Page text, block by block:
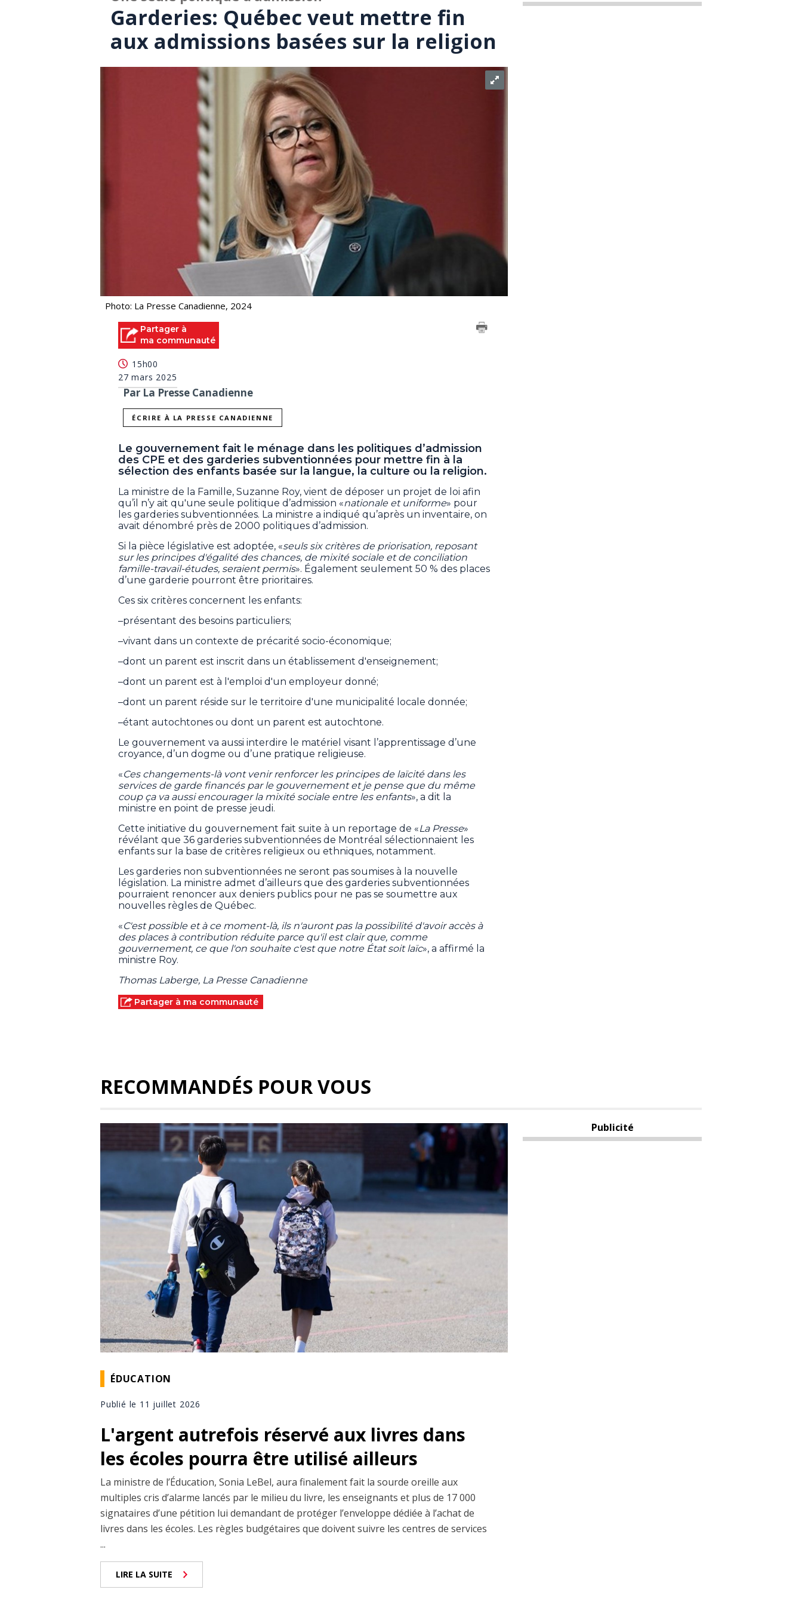
Garderies: Québec veut mettre fin
aux admissions basées sur la religion
Photo: La Presse Canadienne, 2024
Partager à
ma communauté
15h00
27 mars 2025
Par La Presse Canadienne
ÉCRIRE À LA PRESSE CANADIENNE
Le gouvernement fait le ménage dans les politiques d’admission
des CPE et des garderies subventionnées pour mettre fin à la
sélection des enfants basée sur la langue, la culture ou la religion.
La ministre de la Famille, Suzanne Roy, vient de déposer un projet de loi afin
qu’il n’y ait qu'une seule politique d’admission «nationale et uniforme» pour
les garderies subventionnées. La ministre a indiqué qu’après un inventaire, on
avait dénombré près de 2000 politiques d’admission.
Si la pièce législative est adoptée, «seuls six critères de priorisation, reposant
sur les principes d'égalité des chances, de mixité sociale et de conciliation
famille-travail-études, seraient permis». Également seulement 50 % des places
d’une garderie pourront être prioritaires.
Ces six critères concernent les enfants:
–présentant des besoins particuliers;
–vivant dans un contexte de précarité socio-économique;
–dont un parent est inscrit dans un établissement d'enseignement;
–dont un parent est à l'emploi d'un employeur donné;
–dont un parent réside sur le territoire d'une municipalité locale donnée;
–étant autochtones ou dont un parent est autochtone.
Le gouvernement va aussi interdire le matériel visant l’apprentissage d’une
croyance, d’un dogme ou d’une pratique religieuse.
«Ces changements-là vont venir renforcer les principes de laïcité dans les
services de garde financés par le gouvernement et je pense que du même
coup ça va aussi encourager la mixité sociale entre les enfants», a dit la
ministre en point de presse jeudi.
Cette initiative du gouvernement fait suite à un reportage de «La Presse»
révélant que 36 garderies subventionnées de Montréal sélectionnaient les
enfants sur la base de critères religieux ou ethniques, notamment.
Les garderies non subventionnées ne seront pas soumises à la nouvelle
législation. La ministre admet d’ailleurs que des garderies subventionnées
pourraient renoncer aux deniers publics pour ne pas se soumettre aux
nouvelles règles de Québec.
«C'est possible et à ce moment-là, ils n'auront pas la possibilité d'avoir accès à
des places à contribution réduite parce qu'il est clair que, comme
gouvernement, ce que l'on souhaite c'est que notre État soit laïc», a affirmé la
ministre Roy.
Thomas Laberge, La Presse Canadienne
Partager à ma communauté
RECOMMANDÉS POUR VOUS
ÉDUCATION
Publié le 11 juillet 2026
L'argent autrefois réservé aux livres dans
les écoles pourra être utilisé ailleurs
La ministre de l’Éducation, Sonia LeBel, aura finalement fait la sourde oreille aux
multiples cris d’alarme lancés par le milieu du livre, les enseignants et plus de 17 000
signataires d’une pétition lui demandant de protéger l’enveloppe dédiée à l’achat de
livres dans les écoles. Les règles budgétaires que doivent suivre les centres de services
...
LIRE LA SUITE
Publicité